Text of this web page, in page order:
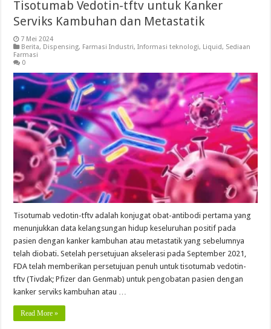
Tisotumab Vedotin-tftv untuk Kanker
Serviks Kambuhan dan Metastatik
7 Mei 2024
Berita, Dispensing, Farmasi Industri,Informasi teknologi, Liquid, Sediaan
Farmasi
0
Tisotumab vedotin-tftv adalah konjugat obat-antibodi pertama yang
menunjukkan data kelangsungan hidup keseluruhan positif pada
pasien dengan kanker kambuhan atau metastatik yang sebelumnya
telah diobati. Setelah persetujuan akselerasi pada September 2021,
FDA telah memberikan persetujuan penuh untuk tisotumab vedotin-
tftv (Tivdak; Pfizer dan Genmab) untuk pengobatan pasien dengan
kanker serviks kambuhan atau …
Read More »